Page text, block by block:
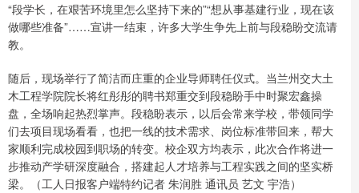
“段学长，在艰苦环境里怎么坚持下来的”“想从事基建行业，现在该
做哪些准备”……宣讲一结束，许多大学生争先上前与段稳盼交流请
教。
随后，现场举行了简洁而庄重的企业导师聘任仪式。当兰州交大土
木工程学院院长将红彤彤的聘书郑重交到段稳盼手中时聚宏鑫操
盘，全场响起热烈掌声。段稳盼表示，以后会常来学校，带领同学
们去项目现场看看，也把一线的技术需求、岗位标准带回来，帮大
家顺利完成校园到职场的转变。校企双方均表示，此次合作将进一
步推动产学研深度融合，搭建起人才培养与工程实践之间的坚实桥
梁。（工人日报客户端特约记者 朱润胜 通讯员 艺文 宇浩）